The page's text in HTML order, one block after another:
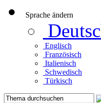
Sprache ändern
Englisch
Französisch
Italienisch
Schwedisch
Türkisch